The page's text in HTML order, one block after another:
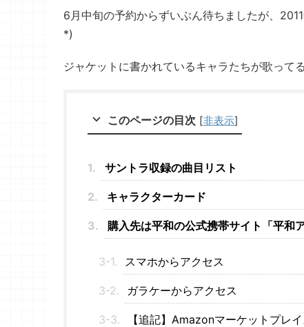
6月中旬の予約からずいぶん待ちましたが、
*)
ジャケットに書かれているキャラたちが歌って
このページの目次 [非表示]
サントラ収録の曲目リスト
キャラクターカード
購入先は平和の公式携帯サイト「平和
スマホからアクセス
ガラケーからアクセス
【追記】Amazonマーケットプレ